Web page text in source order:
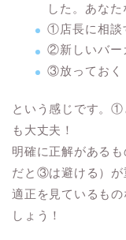
した。あなた
①店長に相談
②新しいバー
③放っておく
という感じです。
も大丈夫！
明確に正解がある
だと③は避ける）が
適正を見ているもの
しょう！